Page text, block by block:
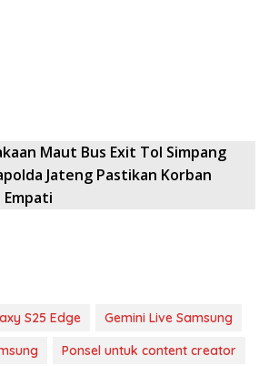
Maut Bus Exit Tol Simpang
Jateng Pastikan Korban
S25 Edge
Gemini Live Samsung
Ponsel untuk content creator